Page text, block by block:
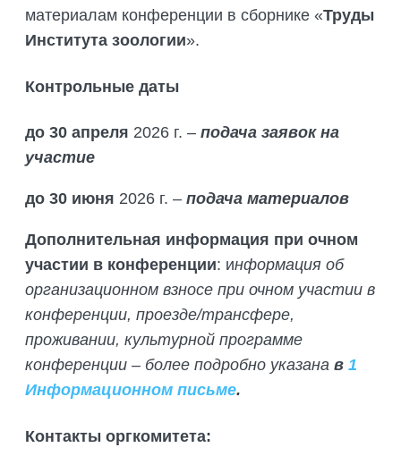
материалам конференции в сборнике «Труды
Института зоологии».
Контрольные даты
до 30 апреля 2026 г. – подача заявок на
участие
до 30 июня 2026 г. – подача материалов
Дополнительная информация при очном
участии в конференции: информация об
организационном взносе при очном участии в
конференции, проезде/трансфере,
проживании, культурной программе
конференции – более подробно указана в 1
Информационном письме.
Контакты оргкомитета: